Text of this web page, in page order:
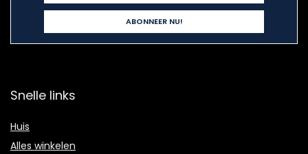
Snelle links
Huis
Alles winkelen